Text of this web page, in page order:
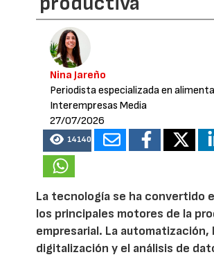
Nina Jareño
Periodista especializada en
Interempresas Media
27/07/2026
14140
La tecnología se ha convertido
los principales motores de la
empresarial. La automatización,
digitalización y el análisis de